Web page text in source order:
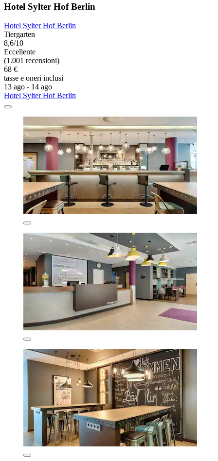
Hotel Sylter Hof Berlin
Hotel Sylter Hof Berlin
Tiergarten
8,6/10
Eccellente
(1.001 recensioni)
68 €
tasse e oneri inclusi
13 ago - 14 ago
Hotel Sylter Hof Berlin